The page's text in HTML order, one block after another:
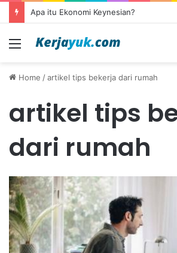
Apa itu Ekonomi Keynesian?
Menu
Home /artikel tips bekerja dari rumah
artikel tips
dari rumah